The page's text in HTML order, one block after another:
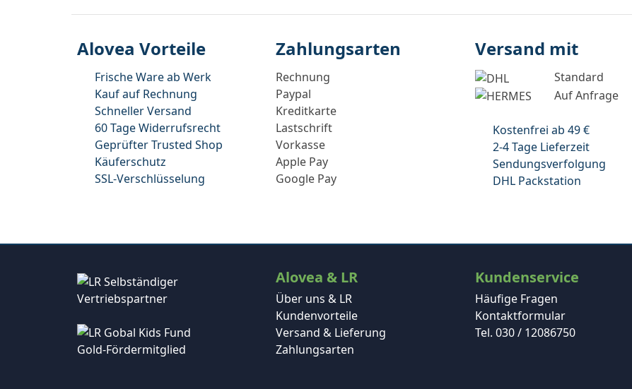
Alovea Vorteile
Frische Ware ab Werk
Kauf auf Rechnung
Schneller Versand
60 Tage Widerrufsrecht
Geprüfter Trusted Shop
Käuferschutz
SSL-Verschlüsselung
Zahlungsarten
Rechnung
Paypal
Kreditkarte
Lastschrift
Vorkasse
Apple Pay
Google Pay
Versand mit
Standard
Auf Anfrage
Kostenfrei ab 49 €
2-4 Tage Lieferzeit
Sendungsverfolgung
DHL Packstation
Alovea & LR
Über uns & LR
Kundenvorteile
Versand & Lieferung
Zahlungsarten
Kundenservice
Häufige Fragen
Kontaktformular
Tel. 030 / 12086750